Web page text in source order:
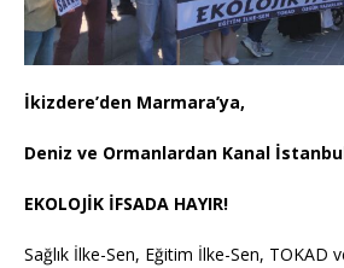
İkizdere’den Marmara’ya,
Deniz ve Ormanlardan Kanal
EKOLOJİK İFSADA HAYIR!
Sağlık İlke-Sen, Eğitim İlke-Sen, TOKAD